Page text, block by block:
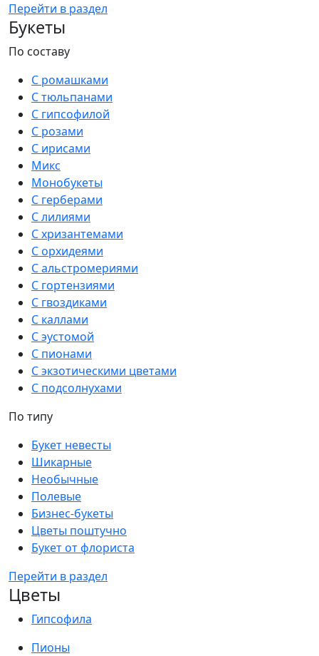
Перейти в раздел
Букеты
По составу
С ромашками
С тюльпанами
С гипсофилой
С розами
С ирисами
Микс
Монобукеты
С герберами
С лилиями
С хризантемами
С орхидеями
С альстромериями
С гортензиями
С гвоздиками
С каллами
С эустомой
С пионами
С экзотическими цветами
С подсолнухами
По типу
Букет невесты
Шикарные
Необычные
Полевые
Бизнес-букеты
Цветы поштучно
Букет от флориста
Перейти в раздел
Цветы
Гипсофила
Пионы